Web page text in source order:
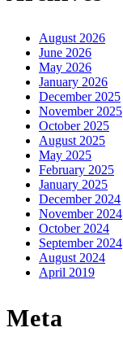
August 2026
June 2026
May 2026
January 2026
December 2025
November 2025
October 2025
August 2025
May 2025
February 2025
January 2025
December 2024
November 2024
October 2024
September 2024
August 2024
April 2019
Meta